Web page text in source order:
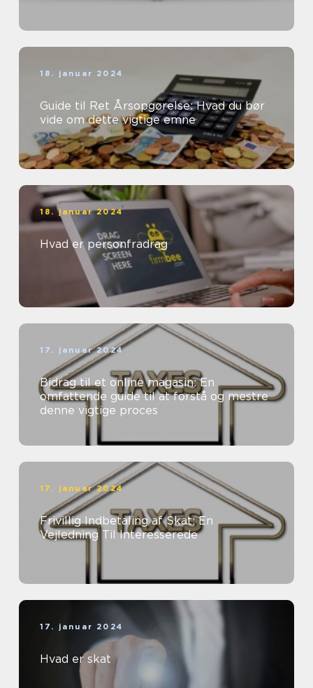
18. januar 2024
Guide til Ret Årsopgørelse: Hvad du bør
vide om dette vigtige emne
18. januar 2024
Hvad er personfradrag
17. januar 2024
Bidrag til et online magasin: En
omfattende guide til at forstå og mestre
denne vigtige proces
17. januar 2024
Frivillig Indbetaling af Skat: En
Vejledning Til Interesserede
17. januar 2024
Hvad er skat